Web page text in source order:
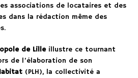
associations de locataires et des
dans la rédaction même des
de Lilleillustre ce tournant
de l’élaboration de son
(PLH), la collectivité a